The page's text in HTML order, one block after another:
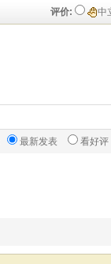
评价: 中
最新发表 看好评